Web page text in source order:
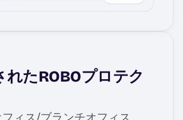
れたROBOプロテク
フィス/ブランチオフィス